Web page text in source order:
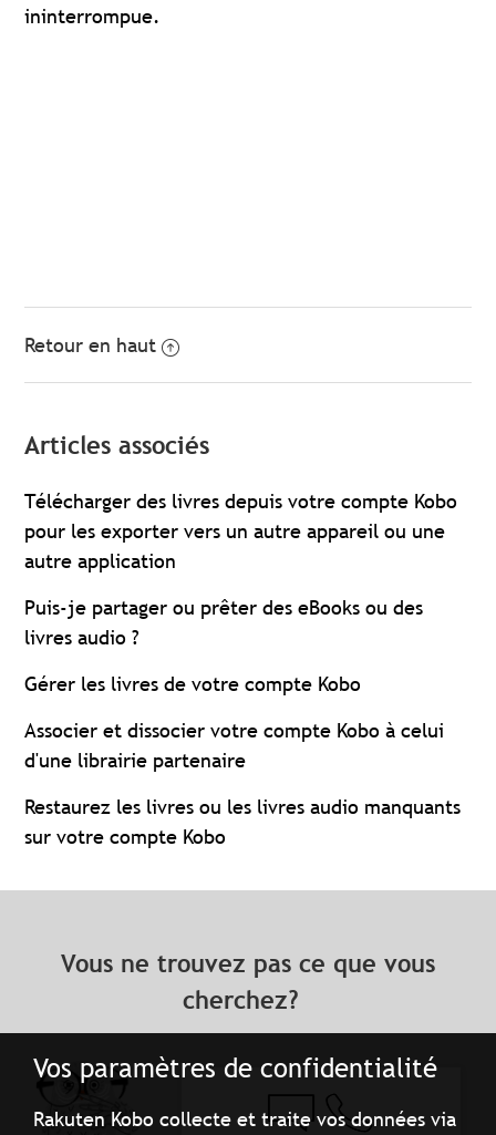
Vos paramètres de confidentialité
Rakuten Kobo collecte et traite vos données via
ininterrompue.
Retour en haut
Articles associés
Télécharger des livres depuis votre compte Kobo
pour les exporter vers un autre appareil ou une
autre application
Puis-je partager ou prêter des eBooks ou des
livres audio ?
Gérer les livres de votre compte Kobo
Associer et dissocier votre compte Kobo à celui
d'une librairie partenaire
Restaurez les livres ou les livres audio manquants
sur votre compte Kobo
Vous ne trouvez pas ce que vous
cherchez?